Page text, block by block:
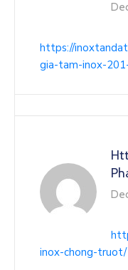
https://
gia-tam-inox-
inox-chong-truot/